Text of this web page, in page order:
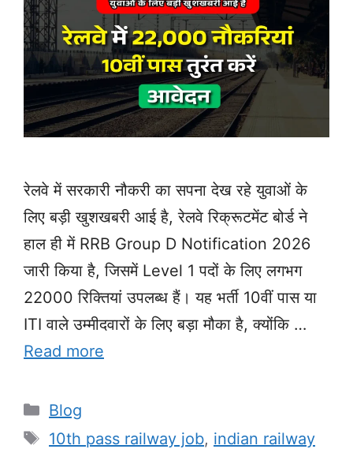
रेलवे में सरकारी नौकरी का सपना देख रहे युवाओं के
लिए बड़ी खुशखबरी आई है, रेलवे रिक्रूटमेंट बोर्ड ने
हाल ही में RRB Group D Notification 2026
जारी किया है, जिसमें Level 1 पदों के लिए लगभग
22000 रिक्तियां उपलब्ध हैं। यह भर्ती 10वीं पास या
ITI वाले उम्मीदवारों के लिए बड़ा मौका है, क्योंकि …
Read more
Categories
Blog
Tags
10th pass railway job, indian railway